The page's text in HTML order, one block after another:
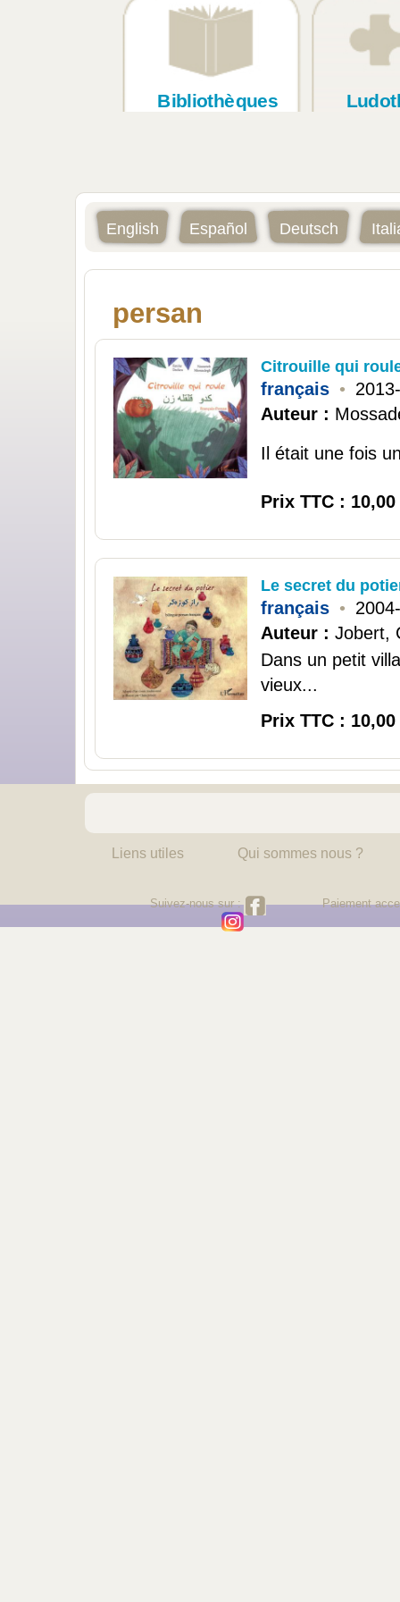
Bibliothèques
English Español Deutsch
persan
Citrouille qui
français •
Auteur :
Il était une fois
Prix TTC : 10,00
Le secret du
français •
Auteur : Jobert,
Dans un petit
vieux...
Prix TTC : 10,00
Liens utiles Qui sommes nous ?
Suivez-nous sur : Paiement